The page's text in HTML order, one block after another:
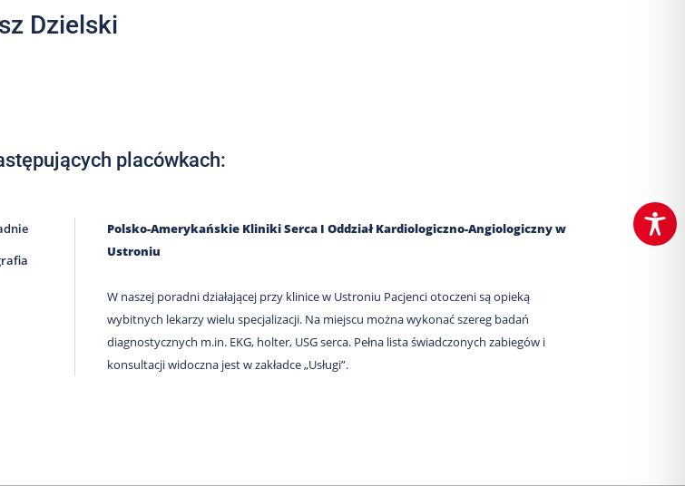
Dzielski
placówkach:
Polsko-Amerykańskie Kliniki Serca I Oddział Kardiologiczno-Angiologiczny w
Ustroniu
W naszej poradni działającej przy klinice w Ustroniu Pacjenci otoczeni są opieką
wybitnych lekarzy wielu specjalizacji. Na miejscu można wykonać szereg badań
diagnostycznych m.in. EKG, holter, USG serca. Pełna lista świadczonych zabiegów i
konsultacji widoczna jest w zakładce „Usługi”.